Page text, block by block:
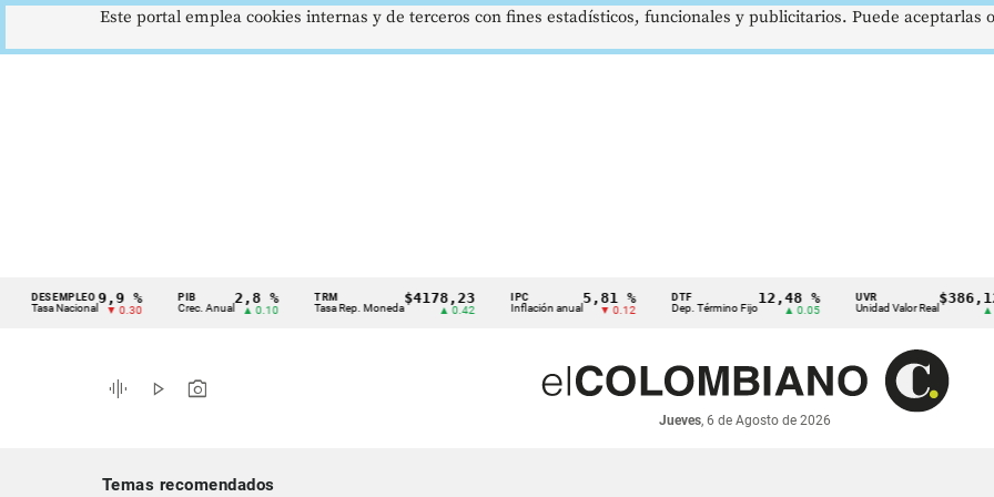
Cintillo
indicadores
económicos
Nacional
9,9 %
▼ 0.30
PIB
Crec. Anual
2,8 %
▲ 0.10
TRM
Tasa Rep. Moneda
$4178,23
▲ 0.42
IPC
Inflación anual
5,81 %
▼ 0.12
DTF
Dep. Término Fijo
12,48 %
▲ 0.05
UVR
Unidad Valor Real
$386,1273
graphic_eq play_arrow photo_camera
Jueves, 6 de Agosto de 2026
Temas recomendados
Este portal emplea cookies internas y de terceros con fines estadísticos, funcionales y publicitarios. Puede aceptarlas